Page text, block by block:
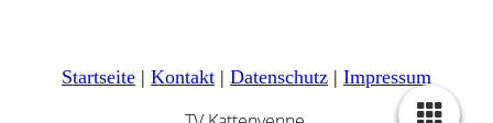
Startseite | Kontakt | Daten­schutz | Impressum